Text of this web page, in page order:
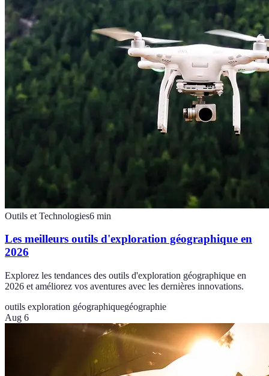
Outils et Technologies6 min
Les meilleurs outils d'exploration géographique en
2026
Explorez les tendances des outils d'exploration géographique en
2026 et améliorez vos aventures avec les dernières innovations.
outils exploration géographiquegéographie
Aug 6